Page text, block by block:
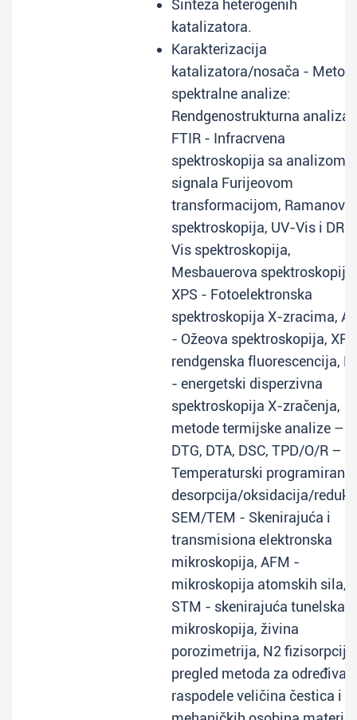
Sinteza heterogenih
katalizatora.
Karakterizacija
katalizatora/nosača -
spektralne analize:
Rendgenostrukturna analiza,
FTIR - Infracrvena
spektroskopija sa analizom
signala Furijeovom
transformacijom, Ramanova
spektroskopija, UV-Vis i DR
Vis spektroskopija,
Mesbauerova spektroskopija,
XPS - Fotoelektronska
spektroskopija X-zracima,
- Ožeova spektroskopija,
rendgenska fluorescencija,
- energetski disperzivna
spektroskopija X-zračenja,
metode termijske analize –
DTG, DTA, DSC, TPD/O/R –
Temperaturski programirana
desorpcija/oksidacija/
SEM/TEM - Skenirajuća i
transmisiona elektronska
mikroskopija, AFM -
mikroskopija atomskih sila,
STM - skenirajuća tunelska
mikroskopija, živina
porozimetrija, N2 fizisorpcija,
pregled metoda za
raspodele veličina čestica i